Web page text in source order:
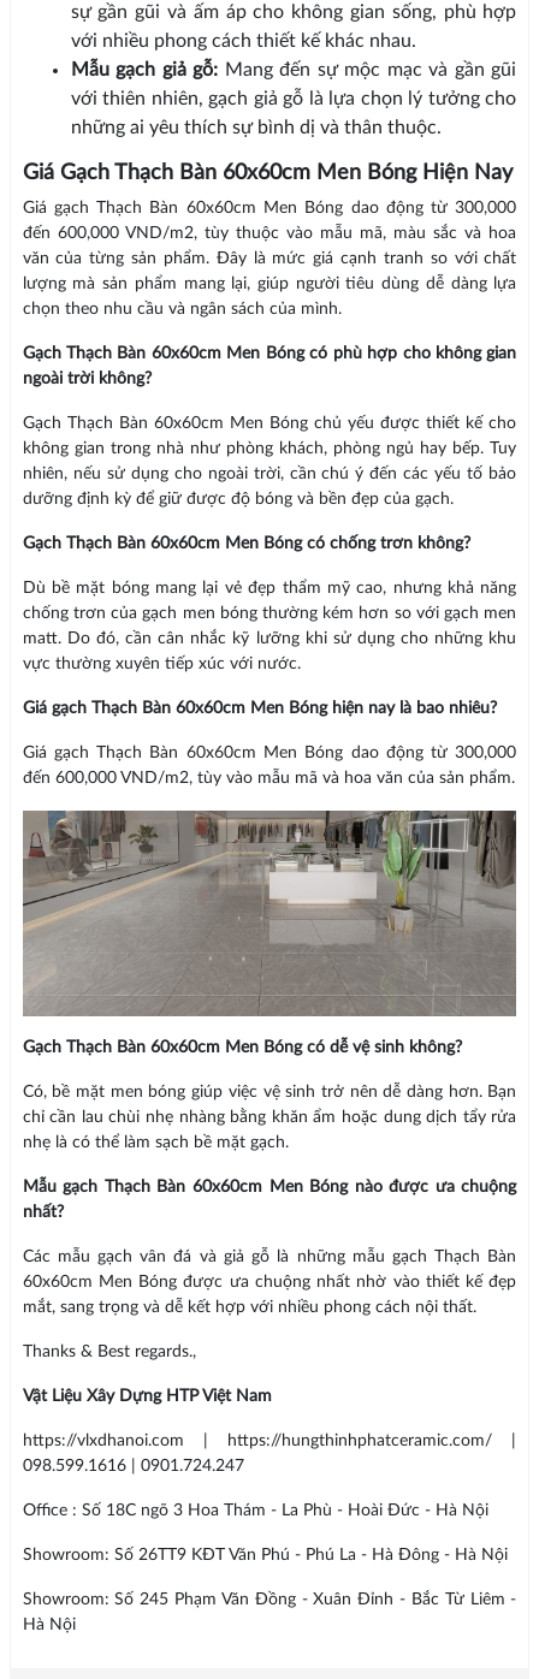
sự gần gũi và ấm áp cho không gian sống, phù hợp
với nhiều phong cách thiết kế khác nhau.
Mẫu gạch giả gỗ: Mang đến sự mộc mạc và gần gũi
với thiên nhiên, gạch giả gỗ là lựa chọn lý tưởng cho
những ai yêu thích sự bình dị và thân thuộc.
Giá Gạch Thạch Bàn 60x60cm Men Bóng Hiện Nay
Giá gạch Thạch Bàn 60x60cm Men Bóng dao động từ 300,000
đến 600,000 VND/m2, tùy thuộc vào mẫu mã, màu sắc và hoa
văn của từng sản phẩm. Đây là mức giá cạnh tranh so với chất
lượng mà sản phẩm mang lại, giúp người tiêu dùng dễ dàng lựa
chọn theo nhu cầu và ngân sách của mình.
Gạch Thạch Bàn 60x60cm Men Bóng có phù hợp cho không gian
ngoài trời không?
Gạch Thạch Bàn 60x60cm Men Bóng chủ yếu được thiết kế cho
không gian trong nhà như phòng khách, phòng ngủ hay bếp. Tuy
nhiên, nếu sử dụng cho ngoài trời, cần chú ý đến các yếu tố bảo
dưỡng định kỳ để giữ được độ bóng và bền đẹp của gạch.
Gạch Thạch Bàn 60x60cm Men Bóng có chống trơn không?
Dù bề mặt bóng mang lại vẻ đẹp thẩm mỹ cao, nhưng khả năng
chống trơn của gạch men bóng thường kém hơn so với gạch men
matt. Do đó, cần cân nhắc kỹ lưỡng khi sử dụng cho những khu
vực thường xuyên tiếp xúc với nước.
Giá gạch Thạch Bàn 60x60cm Men Bóng hiện nay là bao nhiêu?
Giá gạch Thạch Bàn 60x60cm Men Bóng dao động từ 300,000
đến 600,000 VND/m2, tùy vào mẫu mã và hoa văn của sản phẩm.
Gạch Thạch Bàn 60x60cm Men Bóng có dễ vệ sinh không?
Có, bề mặt men bóng giúp việc vệ sinh trở nên dễ dàng hơn. Bạn
chỉ cần lau chùi nhẹ nhàng bằng khăn ẩm hoặc dung dịch tẩy rửa
nhẹ là có thể làm sạch bề mặt gạch.
Mẫu gạch Thạch Bàn 60x60cm Men Bóng nào được ưa chuộng
nhất?
Các mẫu gạch vân đá và giả gỗ là những mẫu gạch Thạch Bàn
60x60cm Men Bóng được ưa chuộng nhất nhờ vào thiết kế đẹp
mắt, sang trọng và dễ kết hợp với nhiều phong cách nội thất.
Thanks & Best regards.,
Vật Liệu Xây Dựng HTP Việt Nam
https://vlxdhanoi.com | https://hungthinhphatceramic.com/ |
098.599.1616 | 0901.724.247
Office : Số 18C ngõ 3 Hoa Thám - La Phù - Hoài Đức - Hà Nội
Showroom: Số 26TT9 KĐT Văn Phú - Phú La - Hà Đông - Hà Nội
Showroom: Số 245 Phạm Văn Đồng - Xuân Đỉnh - Bắc Từ Liêm -
Hà Nội